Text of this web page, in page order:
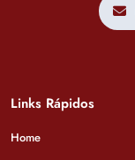
Links Rápidos
Home